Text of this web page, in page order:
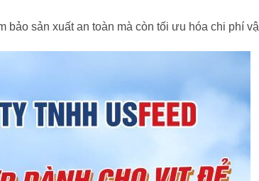
sản xuất an toàn mà còn tối ưu hóa chi phí